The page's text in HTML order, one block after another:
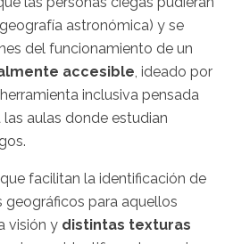
astronómica) y se
del funcionamiento de un
accesible , ideado por
inclusiva pensada
aulas donde estudian
que facilitan la identificación de
para aquellos
visión y distintas texturas